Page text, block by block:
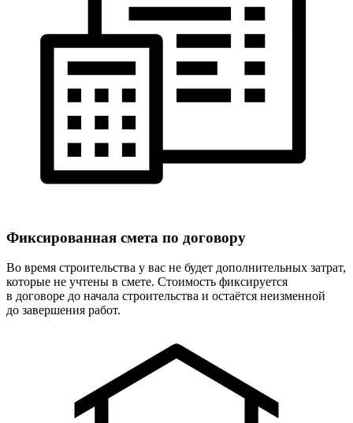
Фиксированная смета по договору
Во время строительства у вас не будет дополнительных затрат,
которые не учтены в смете. Стоимость фиксируется
в договоре до начала строительства и остаётся неизменной
до завершения работ.